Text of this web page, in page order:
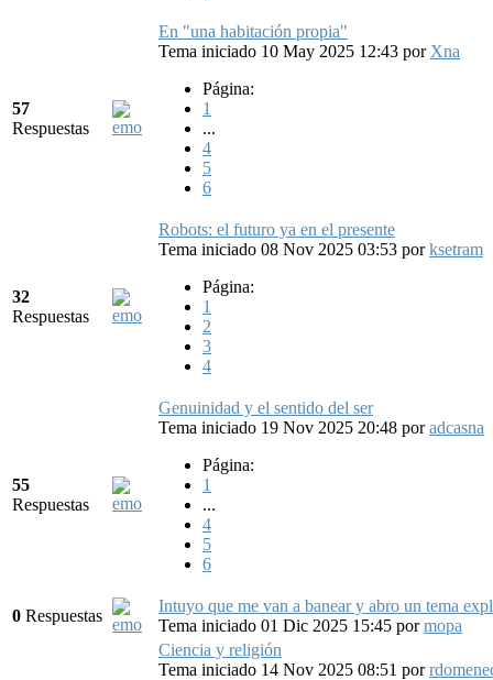
57
Respuestas
En "una habitación propia"
Tema iniciado 10 May 2025 12:43 por Xna
Página:
1
...
4
5
6
32
Respuestas
Robots: el futuro ya en el presente
Tema iniciado 08 Nov 2025 03:53 porksetram
Página:
1
2
3
4
55
Respuestas
Genuinidad y el sentido del ser
Tema iniciado 19 Nov 2025 20:48 poradcasna
Página:
1
...
4
5
6
0 Respuestas
Intuyo que me van a banear y abro un tema
Tema iniciado 01 Dic 2025 15:45 pormopa
Ciencia y religión
Tema iniciado 14 Nov 2025 08:51 por